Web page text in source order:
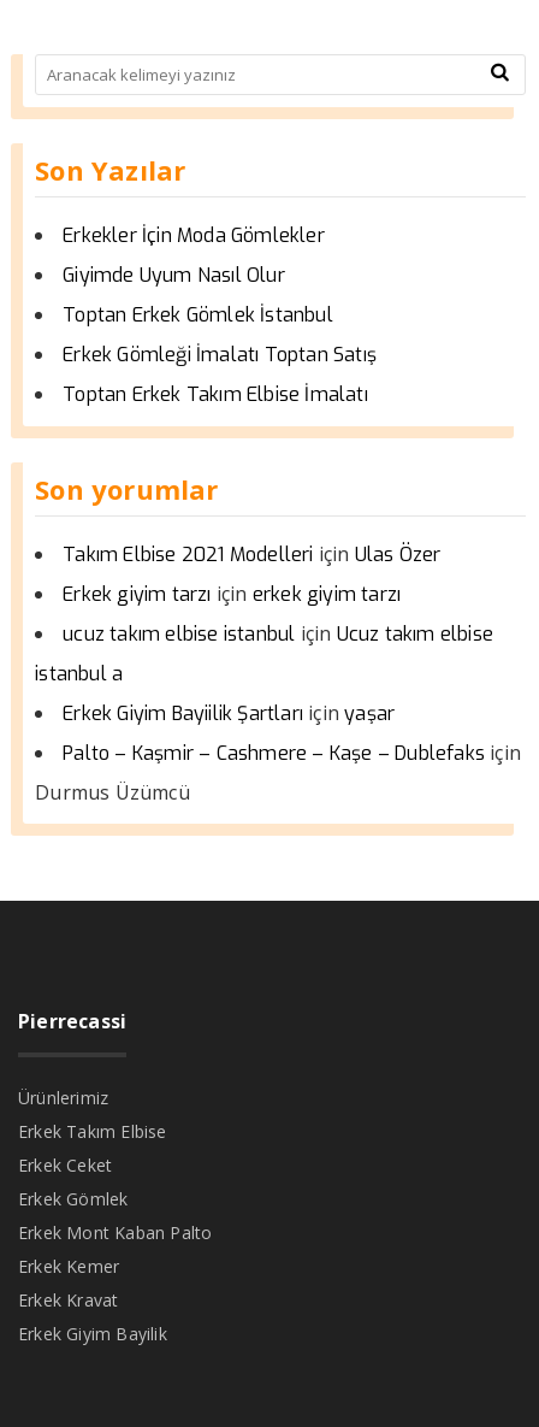
Son Yazılar
Erkekler İçin Moda Gömlekler
Giyimde Uyum Nasıl Olur
Toptan Erkek Gömlek İstanbul
Erkek Gömleği İmalatı Toptan Satış
Toptan Erkek Takım Elbise İmalatı
Son yorumlar
Takım Elbise 2021 Modelleri için Ulas Özer
Erkek giyim tarzı için erkek giyim tarzı
ucuz takım elbise istanbul için Ucuz takım elbise
istanbul a
Erkek Giyim Bayiilik Şartları içinyaşar
Palto – Kaşmir – Cashmere – Kaşe – Dublefaks için
Durmus Üzümcü
Pierrecassi
Ürünlerimiz
Erkek Takım Elbise
Erkek Ceket
Erkek Gömlek
Erkek Mont Kaban Palto
Erkek Kemer
Erkek Kravat
Erkek Giyim Bayilik